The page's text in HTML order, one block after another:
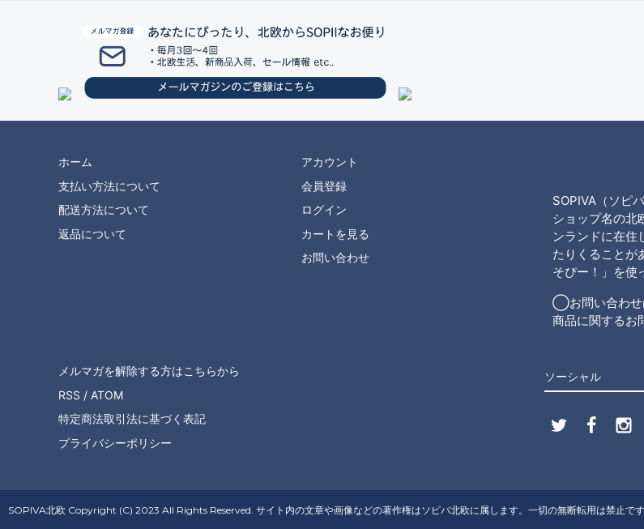
SOPIVA（ソピ
ショップ名の北
ンランドに在住
たりくることが
そぴー！」を使
◯お問い合わせ
商品に関するお
ホーム
支払い方法について
配送方法について
返品について
アカウント
会員登録
ログイン
カートを見る
お問い合わせ
ソーシャル
メルマガを解除する方はこちらから
RSS / ATOM
特定商法取引法に基づく表記
プライバシーポリシー
SOPIVA北欧 Copyright (C) 2023 All Rights Reserved. サイト内の文章や画像などの著作権はソピバ北欧に属します。一切の無断転用は禁止です